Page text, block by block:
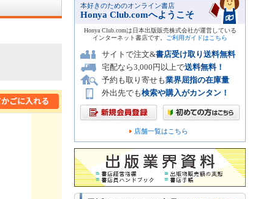
本好きのためのオンライン書店
Honya Club.comへようこそ
Honya Club.comは日本出版販売株式会社が運営している
インターネット書店です。
ご利用ガイドはこちら
サイトで注文&書店受け取り送料無料
宅配なら3,000円以上で送料無料！
予約も取り寄せも業界屈指の在庫量
外出先でも検索や購入がカンタン！
店舗一覧はこちら